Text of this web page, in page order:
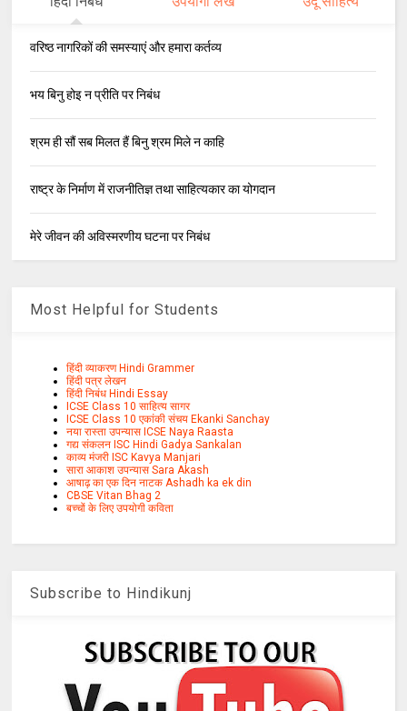
वरिष्ठ नागरिकों की समस्याएं और हमारा कर्तव्य
भय बिनु होइ न प्रीति पर निबंध
श्रम ही सौं सब मिलत हैं बिनु श्रम मिले न काहि
राष्ट्र के निर्माण में राजनीतिज्ञ तथा साहित्यकार का योगदान
मेरे जीवन की अविस्मरणीय घटना पर निबंध
Most Helpful for Students
हिंदी व्याकरण Hindi Grammer
हिंदी पत्र लेखन
हिंदी निबंध Hindi Essay
ICSE Class 10 साहित्य सागर
ICSE Class 10 एकांकी संचय Ekanki Sanchay
नया रास्ता उपन्यास ICSE Naya Raasta
गद्य संकलन ISC Hindi Gadya Sankalan
काव्य मंजरी ISC Kavya Manjari
सारा आकाश उपन्यास Sara Akash
आषाढ़ का एक दिन नाटक Ashadh ka ek din
CBSE Vitan Bhag 2
बच्चों के लिए उपयोगी कविता
Subscribe to Hindikunj